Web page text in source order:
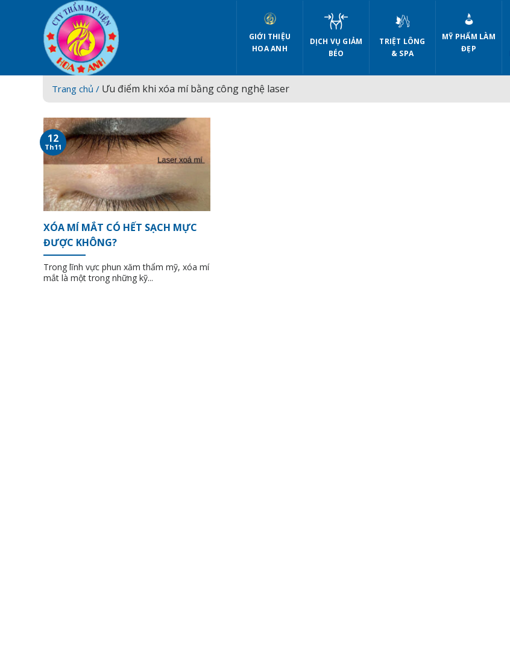
GIỚI THIỆU
HOA ANH
DỊCH VỤ GIẢM
BÉO
TRIỆT LÔNG
& SPA
MỸ PHẨM LÀM
ĐẸP
Trang chủ / Ưu điểm khi xóa mí bằng công nghệ laser
XÓA MÍ MẮT CÓ HẾT SẠCH MỰC
ĐƯỢC KHÔNG?
Trong lĩnh vực phun xăm thẩm mỹ, xóa mí
mắt là một trong những kỹ...
12
Th11